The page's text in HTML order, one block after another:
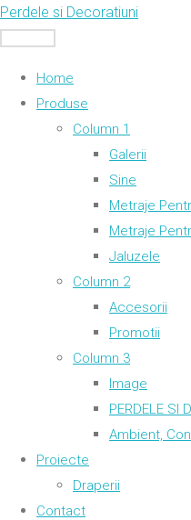
Skip
Perdele si Decoratiuni
Home
Produse
Column 1
Galerii
Sine
Metraje
Metraje
Jaluzele
Column 2
Accesorii
Promotii
Column 3
Image
PERDELE SI
Ambient,
Proiecte
Draperii
Contact